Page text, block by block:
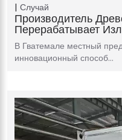
Случай
Производитель
Перерабатывает
В Гватемале местный
инновационный способ…